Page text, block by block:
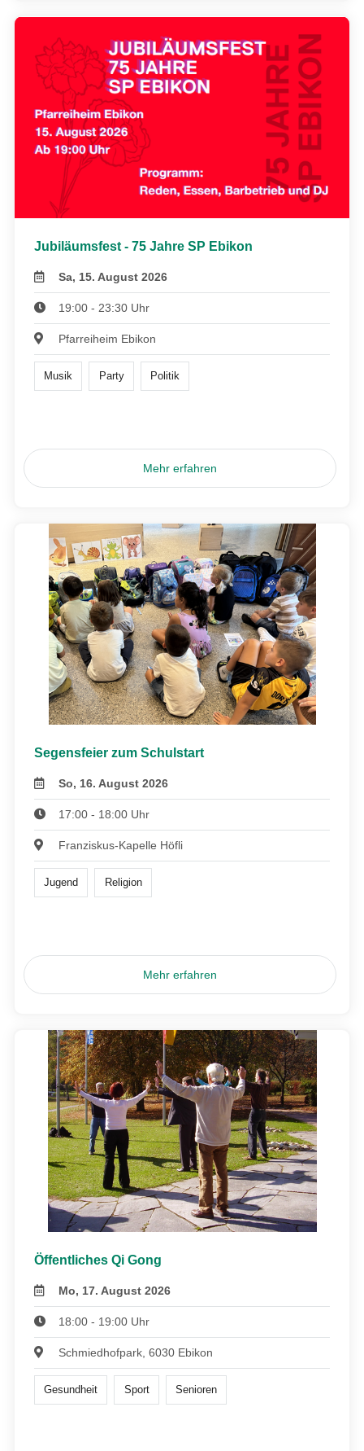
Jubiläumsfest - 75 Jahre SP Ebikon
Sa, 15. August 2026
19:00 - 23:30 Uhr
Pfarreiheim Ebikon
Musik Party Politik
Mehr erfahren
Segensfeier zum Schulstart
So, 16. August 2026
17:00 - 18:00 Uhr
Franziskus-Kapelle Höfli
Jugend Religion
Mehr erfahren
Öffentliches Qi Gong
Mo, 17. August 2026
18:00 - 19:00 Uhr
Schmiedhofpark, 6030 Ebikon
Gesundheit Sport Senioren